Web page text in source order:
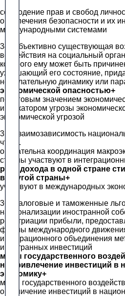
соблюдение прав и свобод
обеспечения безопасности и их
международными системами
34. Объективно существующая
воздействия на социальный
которого ему может быть
ухудшающий его состояние,
нежелательную динамику или
экономической опасностью+
пороговым значением
индикатором угрозы
экономической угрозой
35. Взаимозависимость
что …
обязательна координация
страны участвуют в
рост дохода в одной стране
в другой страны+
участвуют в международных
36. Налоговые и таможенные
национализации иностранной
репатриации прибыли,
формы международного
интеграционного объединения
иностранных инвестиций
меры государственного
на привлечение инвестиций в
экономику+
меры государственного
ограничение инвестиций в